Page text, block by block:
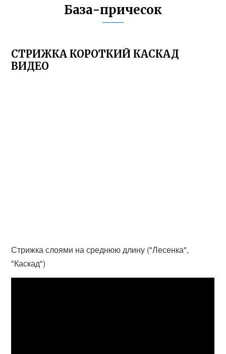
База-причесок
СТРИЖКА КОРОТКИЙ КАСКАД
ВИДЕО
Стрижка слоями на среднюю длину ("Лесенка",
"Каскад")